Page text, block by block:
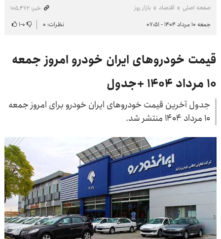
صفحه اصلی اقتصاد بازار روز
خبر: ۱۰۵٬۴۷۲
جمعه ۱۰ مرداد ۱۴۰۴ - ۰۷:۵۱
نظرات: ۰ ۰-۱
قیمت خودروهای ایران خودرو امروز جمعه
۱۰ مرداد ۱۴۰۴ +جدول
جدول آخرین قیمت خودروهای ایران خودرو برای امروز جمعه
۱۰ مرداد ۱۴۰۴ منتشر شد.